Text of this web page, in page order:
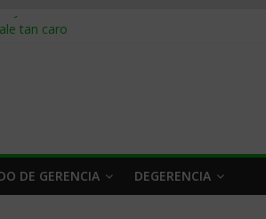
y cobrar en 2026
qué hacer
y venderle
DE GERENCIA DEGERENCIA